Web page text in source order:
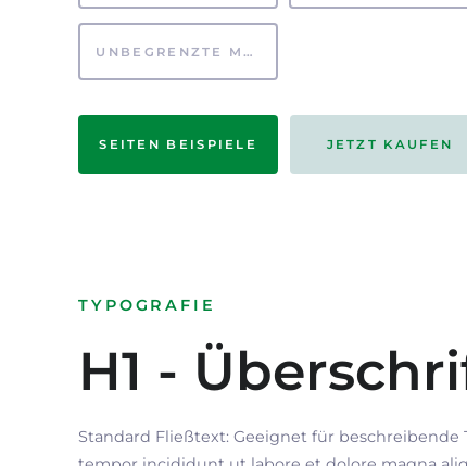
UNBEGRENZTE MÖGLICHKEITEN
SEITEN BEISPIELE JETZT KAUFEN
TYPOGRAFIE
H1 -
Standard Fließtext: Geeignet für beschreibende